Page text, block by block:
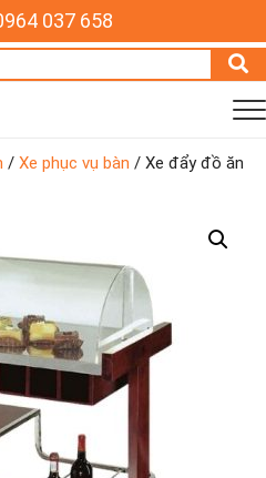
037 658
Tìm
kiếm:
/ Xe phục vụ bàn / Xe đẩy đồ ăn